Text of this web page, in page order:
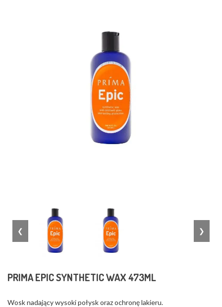
❮ ❯
PRIMA EPIC SYNTHETIC WAX 473ML
Wosk nadający wysoki połysk oraz ochronę lakieru.